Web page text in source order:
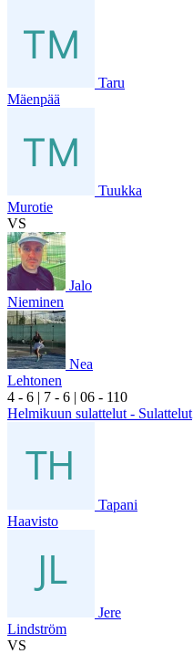
Taru
Mäenpää
Tuukka
Murotie
VS
Jalo
Nieminen
Nea
Lehtonen
4 - 6 | 7 - 6 | 06 - 110
Helmikuun sulattelut - Sulattelut
Tapani
Haavisto
Jere
Lindström
VS